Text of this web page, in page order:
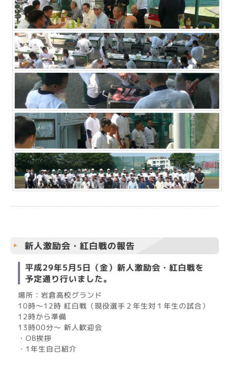
新人激励会・紅白戦の報告
平成29年5月5日（金）新人激励会・紅白戦を
予定通り行いました。
場所：岩倉高校グランド
10時～12時 紅白戦（現役選手２年生対１年生の試合）
12時から準備
13時00分～ 新人歓迎会
・OB挨拶
・1年生自己紹介